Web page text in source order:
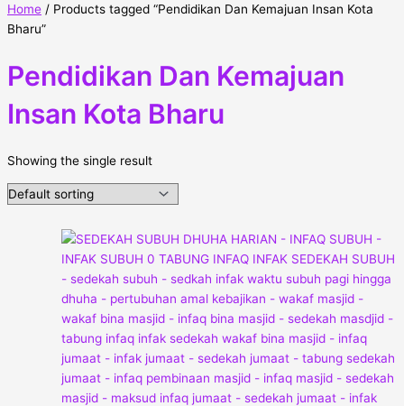
Home / Products tagged “Pendidikan Dan Kemajuan Insan Kota
Bharu”
Pendidikan Dan Kemajuan
Insan Kota Bharu
Showing the single result